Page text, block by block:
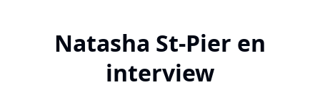
Natasha St-Pier en
interview